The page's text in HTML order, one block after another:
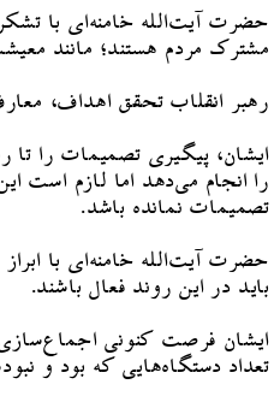
حضرت آیت‌الله خامنه‌ای با
مشترک مردم هستند؛ مانند
رهبر انقلاب تحقق اهداف،
ایشان، پیگیری تصمیمات را تا
را انجام می‌دهد اما لازم است
تصمیمات نمانده باشد.
حضرت آیت‌الله خامنه‌ای با
باید در این روند فعال باشند.
ایشان فرصت کنونی
تعداد دستگاه‌هایی که بود و